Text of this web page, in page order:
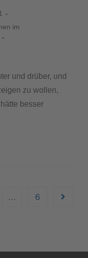
im
und drüber, und
zu wollen,
besser
… 6